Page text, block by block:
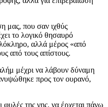
μας, που σαν ιχθύς
το λογικό θησαυρό
αλλά μέρος «από
από τους απίστους.
μέχρι να λάβουν δύναμη
προς τον ουρανό,
της γης, να έρχεται πάνω